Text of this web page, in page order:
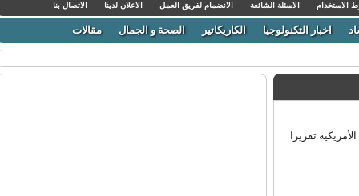
الاسئلة الشائعة الانضمام لفريق العمل الاعلان لدينا الاتصال بنا
اخبار التكنولوجيا الكاريكاتير الصحة و الجمال مقالات
الأمريكية تقريرا